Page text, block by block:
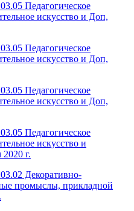
Педагогическое
искусство и Доп,
Педагогическое
искусство и Доп,
Педагогическое
искусство и Доп,
Педагогическое
искусство и
г.
Декоративно-
промыслы, прикладной